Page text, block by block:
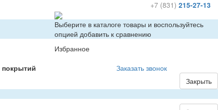
+7 (831) 215-27-13
покрытий Заказать звонок
Выберите в каталоге товары и воспользуйтесь
опцией добавить к сравнению
Избранное
Закрыть